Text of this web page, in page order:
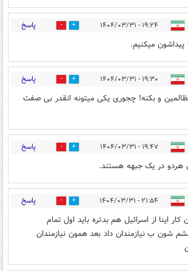
۱۹:۲۴ - ۱۴۰۴/۰۳/۳۱ 1 پاسخ
پیداشون میکنیم.
۱۹:۳۰ - ۱۴۰۴/۰۳/۳۱ 0 پاسخ
و بکنه! چجوری یکی میتونه انقدر بی صفت
۱۹:۴۷ - ۱۴۰۴/۰۳/۳۱ 2 پاسخ
هردو در یک جبهه هستند.
۲۱:۵۴ - ۱۴۰۴/۰۳/۳۱ 1 پاسخ
اینا از اسرائیل هم بدتره باید اول تمام
شون ب نیازمندان داد بعد همون نیازمندان